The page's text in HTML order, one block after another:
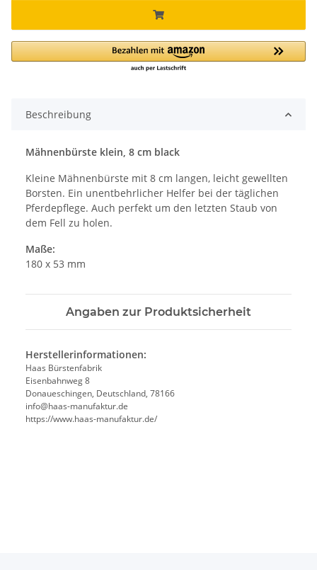
Beschreibung
Mähnenbürste klein, 8 cm black
Kleine Mähnenbürste mit 8 cm langen, leicht gewellten
Borsten. Ein unentbehrlicher Helfer bei der täglichen
Pferdepflege. Auch perfekt um den letzten Staub von
dem Fell zu holen.
Maße:
180 x 53 mm
Angaben zur Produktsicherheit
Herstellerinformationen:
Haas Bürstenfabrik
Eisenbahnweg 8
Donaueschingen, Deutschland, 78166
info@haas-manufaktur.de
https://www.haas-manufaktur.de/